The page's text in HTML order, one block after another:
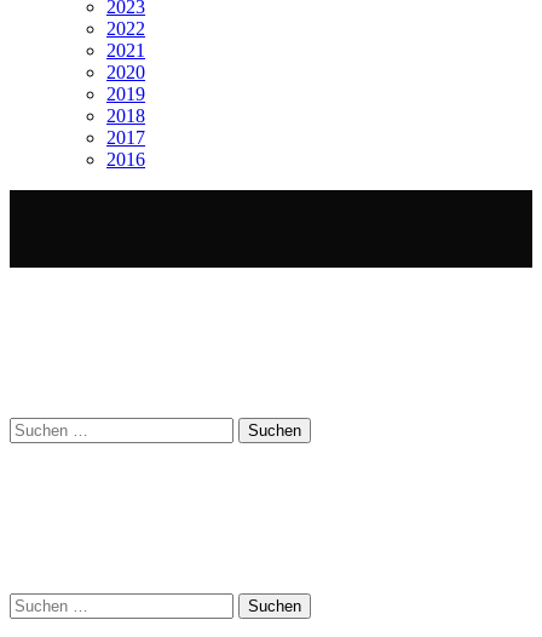
2023
2022
2021
2020
2019
2018
2017
2016
Suchen
nach:
Suchen
nach: